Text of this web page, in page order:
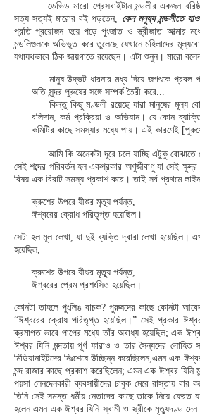
ডেভিড মারো প্রেসবাইটান মন্ডলীর একজন
সত্য সত্যই মারোর বই পড়তেন, কেন মনুষ্য মন্ডলীতে
প্রতি প্রয়োজন হয়ে পড়ে পুংজাত ও স্ত্রীজাত আত্মার
মন্ডলিগুলকে অভিভূত করে তুলেছে যেখানে মহিলাদের
যথাযথভাবে ঠিক জায়গাতে রয়েছেন। এটা শুনুন। মারো
মানুষ উদ্ভট ধারনার মধ্য দিয়ে জগৎকে প্রবল
অতি সুন্দর পুরুষের সঙ্গে সম্পর্ক তৈরী করে...
কিন্তু কিছু মণ্ডলী রয়েছে যারা মানুষের মূল্য
বলিদান, কর্ম প্রক্রিয়া ও অভিযান। যে কোন
কমিটির কাছে সমস্যার মধ্যে পায়। এই কারণেই
আমি কি অনেকটা দূরে চলে যাচ্ছি এটুকু বোঝাতে
সেই শব্দের পরিবর্তন হল একপ্রকার অণুজীবাণু যা সেই
বিষয় এক বিরাট সমস্য প্রকাশ করে। তাই সর্ব প্রথমে
ক্রুশের উপরে যীশুর মৃত্যু পর্যন্ত,
ঈশ্বরের ক্রোধ পরিতৃপ্ত হয়েছিল।
সেটা হল মূল লেখা, যা দুই ব্যক্তি দ্বারা লেখা হয়েছিল।
হয়েছিল,
ক্রুশের উপরে যীশুর মৃত্যু পর্যন্ত,
ঈশ্বরের প্রেম প্রশংসিত হয়েছিল।
কোনটা তাহলে পুংলিঙ বাচক? পুরুষদের কাছে কোনটা
“ঈশ্বরের ক্রোধ পরিতৃপ্ত হয়েছিল।” সেই প্রকার
ক্রমাগত ভাবে পাপের মধ্যে তাঁর অবাধ্য হয়েছিল; এক
ঈশ্বর যিনি মন্দতায় পূর্ণ ফারাও ও তার সৈন্যদের
মিডিয়ানাইটদের নিঃশেষে উচ্ছিন্ন করেছিলেন;এমন এক
মন্দ রাজার কাছে প্রকাশ করেছিলেন; এমন এক ঈশ্বর যিনি
পয়সা লেনদেনকারী ব্যবসায়ীদের চাবুক মেরে রাস্তায়
তিনি সেই সমস্ত ধর্মীয় নেতাদের কাছে তাকে নিয়ে
হলেন এমন এক ঈশ্বর যিনি স্বামী ও স্ত্রীকে মৃত্যুদণ্ড